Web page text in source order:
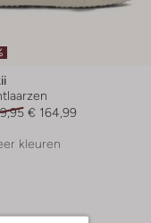
€ 164,99
kleuren